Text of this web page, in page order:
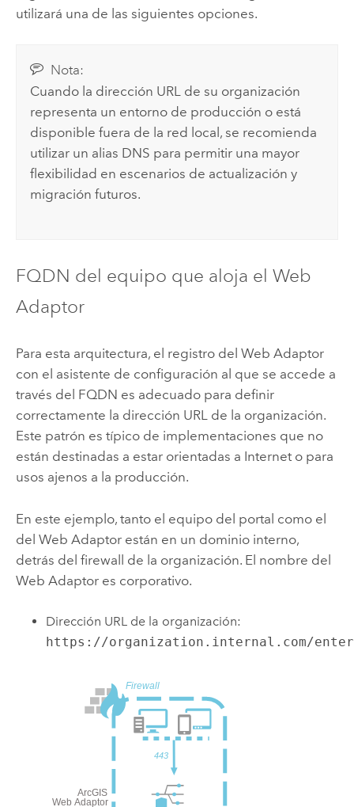
utilizará una de las siguientes opciones.
Nota:
Cuando la dirección URL de su organización
representa un entorno de producción o está
disponible fuera de la red local, se recomienda
utilizar un alias DNS para permitir una mayor
flexibilidad en escenarios de actualización y
migración futuros.
FQDN del equipo que aloja el Web
Adaptor
Para esta arquitectura, el registro del Web Adaptor
con el asistente de configuración al que se accede a
través del FQDN es adecuado para definir
correctamente la dirección URL de la organización.
Este patrón es típico de implementaciones que no
están destinadas a estar orientadas a Internet o para
usos ajenos a la producción.
En este ejemplo, tanto el equipo del portal como el
del Web Adaptor están en un dominio interno,
detrás del firewall de la organización. El nombre del
Web Adaptor es corporativo.
Dirección URL de la organización:
https://organization.internal.com/